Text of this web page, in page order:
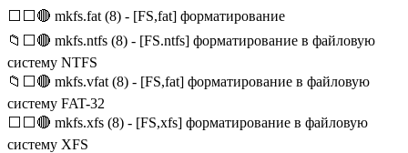
⬜⬜🔴 mkfs.fat (8) - [FS,fat] форматирование
📁⬜🔴 mkfs.ntfs (8) - [FS.ntfs] форматирование в файловую
систему NTFS
📁⬜🔴 mkfs.vfat (8) - [FS,fat] форматирование в файловую
систему FAT-32
⬜⬜🔴 mkfs.xfs (8) - [FS,xfs] форматирование в файловую
систему XFS